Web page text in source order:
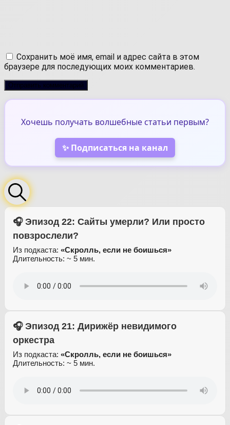
Сохранить моё имя, email и адрес сайта в этом
браузере для последующих моих комментариев.
Хочешь получать волшебные статьи первым?
✨ Подписаться на канал
🎧 Эпизод 22: Сайты умерли? Или просто
повзрослели?
Из подкаста: «Скролль, если не боишься»
Длительность: ~ 5 мин.
🎧 Эпизод 21: Дирижёр невидимого
оркестра
Из подкаста: «Скролль, если не боишься»
Длительность: ~ 5 мин.